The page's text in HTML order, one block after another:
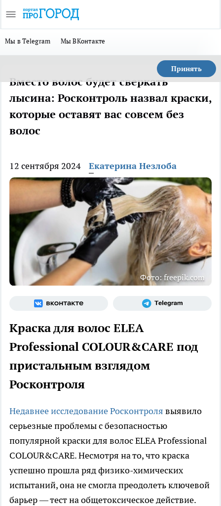
Мы в Telegram Мы ВКонтакте
Принять
Вместо волос будет сверкать
лысина: Росконтроль назвал краски,
которые оставят вас совсем без
волос
12 сентября 2024 Екатерина Незлоба
Фото: freepik.com
Краска для волос ELEA
Professional COLOUR&CARE под
пристальным взглядом
Росконтроля
Недавнее исследование Росконтроля выявило
серьезные проблемы с безопасностью
популярной краски для волос ELEA Professional
COLOUR&CARE. Несмотря на то, что краска
успешно прошла ряд физико-химических
испытаний, она не смогла преодолеть ключевой
барьер — тест на общетоксическое действие.